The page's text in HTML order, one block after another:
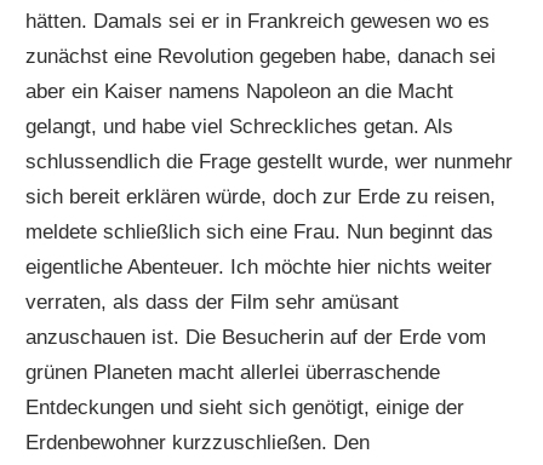
hätten. Damals sei er in Frankreich gewesen wo es
zunächst eine Revolution gegeben habe, danach sei
aber ein Kaiser namens Napoleon an die Macht
gelangt, und habe viel Schreckliches getan. Als
schlussendlich die Frage gestellt wurde, wer nunmehr
sich bereit erklären würde, doch zur Erde zu reisen,
meldete schließlich sich eine Frau. Nun beginnt das
eigentliche Abenteuer. Ich möchte hier nichts weiter
verraten, als dass der Film sehr amüsant
anzuschauen ist. Die Besucherin auf der Erde vom
grünen Planeten macht allerlei überraschende
Entdeckungen und sieht sich genötigt, einige der
Erdenbewohner kurzzuschließen. Den